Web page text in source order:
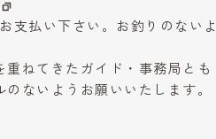
支払い下さい。お釣りのないよ
ねてきたガイド・事務局とも
ないようお願いいたします。